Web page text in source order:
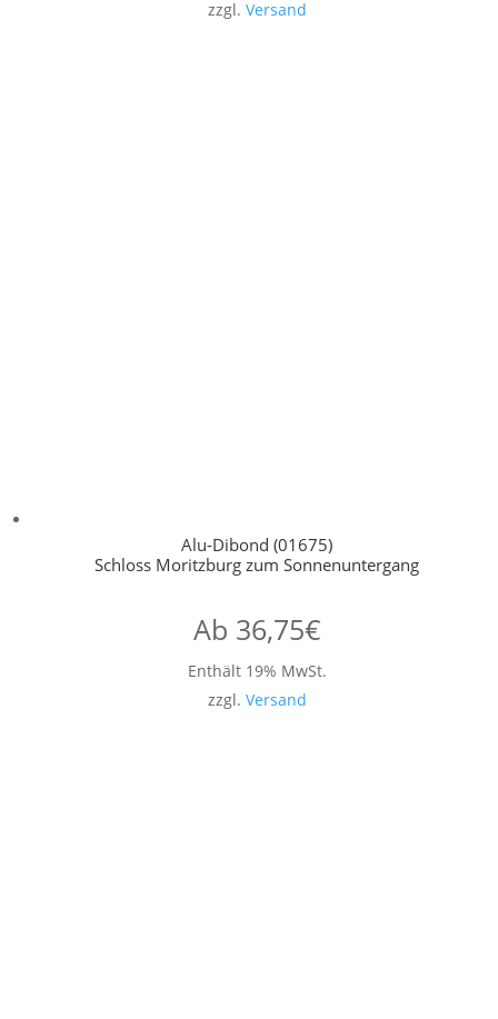
zzgl. Versand
Alu-Dibond (01675)
Schloss Moritzburg zum Sonnenuntergang
Ab 36,75€
Enthält 19% MwSt.
zzgl. Versand